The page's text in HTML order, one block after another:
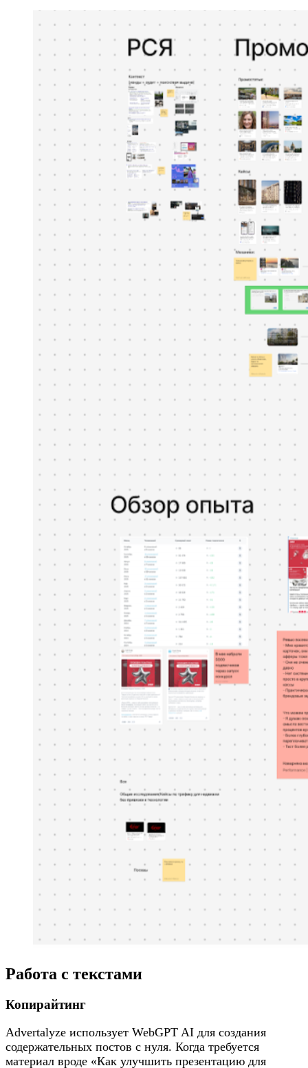
Работа с текстами
Копирайтинг
Advertalyze использует WebGPT AI для создания
содержательных постов с нуля. Когда требуется
материал вроде «Как улучшить презентацию для